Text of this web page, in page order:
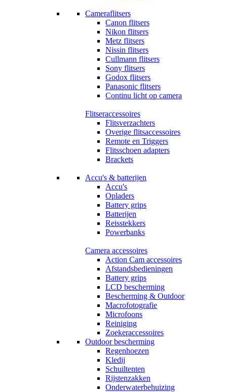
Cameraflitsers
Canon flitsers
Nikon flitsers
Metz flitsers
Nissin flitsers
Cullmann flitsers
Sony flitsers
Godox flitsers
Panasonic flitsers
Continu licht op camera
Flitseraccessoires
Flitsverzachters
Overige flitsaccessoires
Remote en Triggers
Flitsschoen adapters
Brackets
Accu's & batterijen
Accu's
Opladers
Battery grips
Batterijen
Reisstekkers
Powerbanks
Camera accessoires
Action Cam accessoires
Afstandsbedieningen
Battery grips
LCD bescherming
Bescherming & Outdoor
Macrofotografie
Microfoons
Reiniging
Zoekeraccessoires
Outdoor bescherming
Regenhoezen
Kledij
Schuiltenten
Rijstenzakken
Onderwaterbehuizing